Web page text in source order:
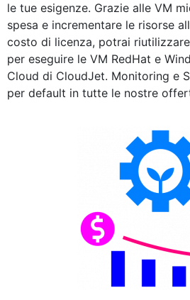
le tue esigenze. Grazie alle VM
spesa e incrementare le risorse
costo di licenza, potrai
per eseguire le VM RedHat e
Cloud di CloudJet. Monitoring e
per default in tutte le nostre